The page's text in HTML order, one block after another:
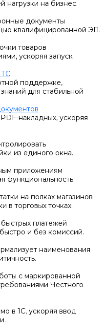
нагрузки на бизнес.
документы
квалифицированной ЭП.
товаров
ускоряя запуск
поддержке,
для стабильной
накладных, ускоряя
из единого окна.
приложениям
функциональность.
на полках магазинов
в торговых точках.
платежей
и без комиссий.
наименования
с маркированной
Честного
в 1С, ускоряя ввод